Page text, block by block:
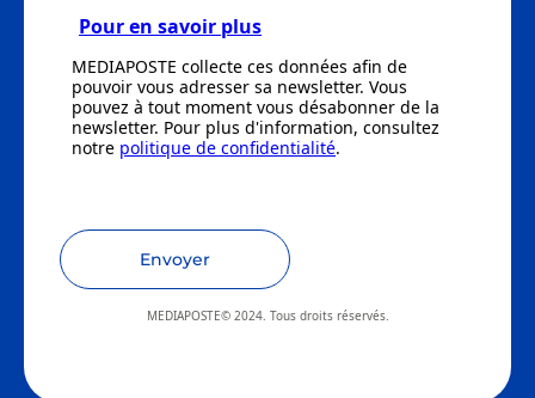
Pour en savoir plus
MEDIAPOSTE collecte ces données afin de
pouvoir vous adresser sa newsletter. Vous
pouvez à tout moment vous désabonner de la
newsletter. Pour plus d'information, consultez
notre politique de confidentialité.
Envoyer
MEDIAPOSTE© 2024. Tous droits réservés.